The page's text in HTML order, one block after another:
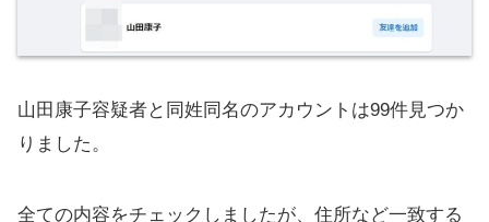
山田康子容疑者と同姓同名のアカウントは99件見つか
りました。
全ての内容をチェックしましたが、住所など一致する